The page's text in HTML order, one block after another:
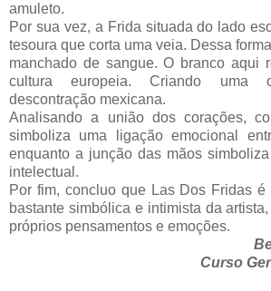
amuleto.
Por sua vez, a Frida situada do lado
tesoura que corta uma veia. Dessa
manchado de sangue. O branco aqui
cultura europeia. Criando uma
descontração mexicana.
Analisando a união dos corações,
simboliza uma ligação emocional
enquanto a junção das mãos
intelectual.
Por fim, concluo que Las Dos Fridas é
bastante simbólica e intimista da
próprios pensamentos e emoções.
Curso